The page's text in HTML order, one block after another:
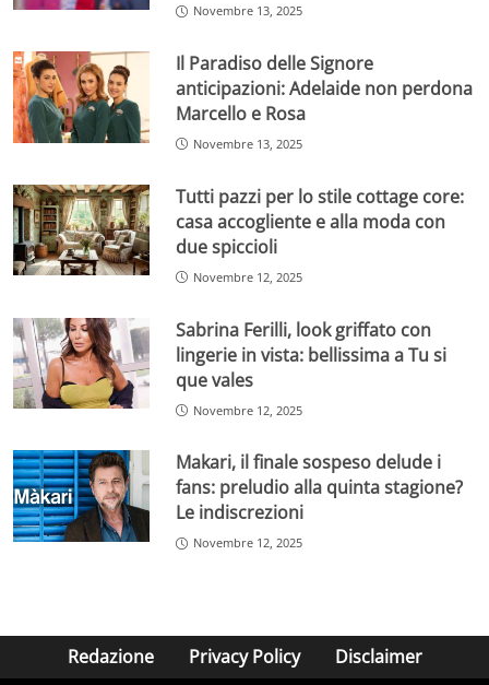
Novembre 13, 2025
Il Paradiso delle Signore
anticipazioni: Adelaide non perdona
Marcello e Rosa
Novembre 13, 2025
Tutti pazzi per lo stile cottage core:
casa accogliente e alla moda con
due spiccioli
Novembre 12, 2025
Sabrina Ferilli, look griffato con
lingerie in vista: bellissima a Tu si
que vales
Novembre 12, 2025
Makari, il finale sospeso delude i
fans: preludio alla quinta stagione?
Le indiscrezioni
Novembre 12, 2025
Redazione Privacy Policy Disclaimer